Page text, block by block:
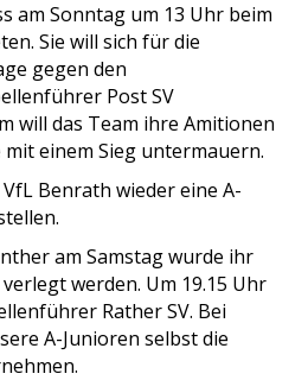
am Sonntag um 13 Uhr beim
Sie will sich für die
gegen den
Post SV
will das Team ihre Amitionen
einem Sieg untermauern.
Benrath wieder eine A-
am Samstag wurde ihr
werden. Um 19.15 Uhr
Rather SV. Bei
A-Junioren selbst die